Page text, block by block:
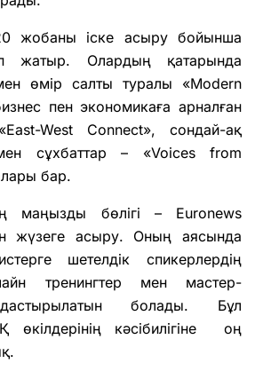
20 жобаны іске асыру бойынша
жатыр. Олардың қатарында
өмір салты туралы «Modern
пен экономикаға арналған
West Connect», сондай-ақ
сұхбаттар – «Voices from
бар.
маңызды бөлігі – Euronews
жүзеге асыру. Оның аясында
шетелдік спикерлердің
тренингтер мен мастер-
болады. Бұл
өкілдерінің кәсібилігіне оң